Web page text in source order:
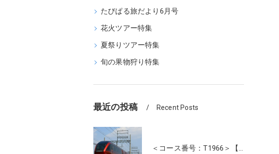
たびぱる旅だより6月号
花火ツアー特集
夏祭りツアー特集
旬の果物狩り特集
最近の投稿 Recent Posts
＜コース番号：T1966＞【大阪・奈良発着】近鉄特急！最新特急「ひのとり」＆人気の観光特急「しまかぜ」に乗って！伊勢神宮・おかげ横丁たっぷり約4時間滞在！日帰り